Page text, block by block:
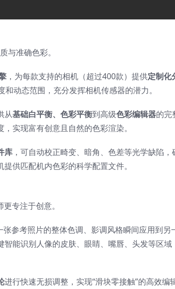
与准确色彩。
，为每款支持的相机（超过400款）提供定制化
动态范围，充分发挥相机传感器的潜力。
从基础白平衡、色彩平衡到高级色彩编辑器的完
实现富有创意且自然的色彩渲染。
库 ，可自动校正畸变、暗角、色差等光学缺陷，
供匹配机内色彩的科学配置文件。
专注于创意。
参考照片的整体色调、影调风格瞬间应用到另
智能识别人像的皮肤、眼睛、嘴唇、头发等区域
进行快速无损调整，实现“滑块零接触”的高效编辑